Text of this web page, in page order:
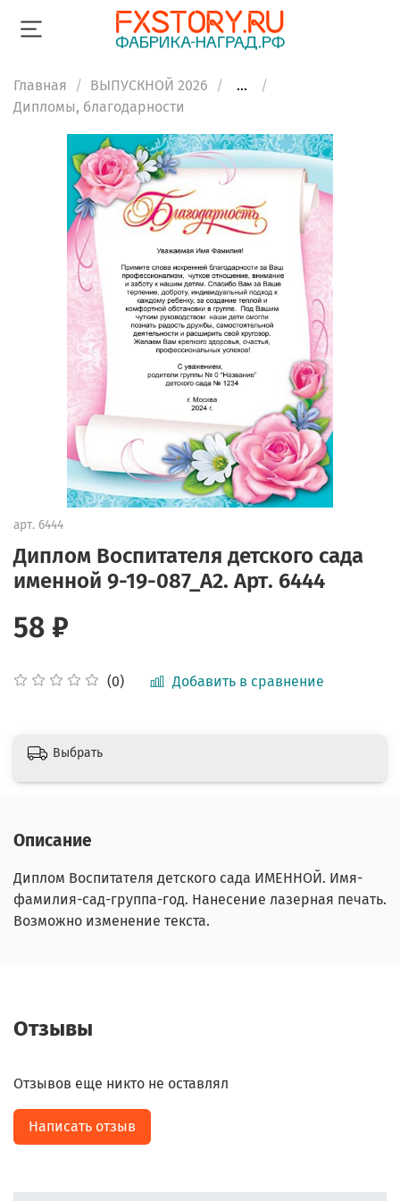
Главная ВЫПУСКНОЙ 2026
...
Дипломы, благодарности
арт. 6444
Диплом Воспитателя детского сада
именной 9-19-087_А2. Арт. 6444
(0) Добавить в сравнение
58 ₽
Выбрать
Описание
Диплом Воспитателя детского сада ИМЕННОЙ. Имя-
фамилия-сад-группа-год. Нанесение лазерная печать.
Возможно изменение текста.
Отзывы
Отзывов еще никто не оставлял
Написать отзыв